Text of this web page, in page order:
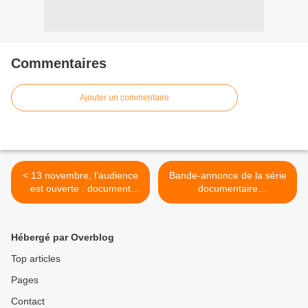
Commentaires
Ajouter un commentaire
< 13 novembre, l’audience
est ouverte : document
inédit ce soir sur France 5,
Bande-annonce de la série
documentaire
d'investigation Billy Milligan
Hébergé par Overblog
Top articles
Pages
Contact